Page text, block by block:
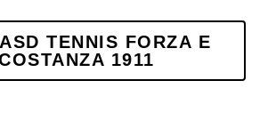
TENNIS FORZA E
1911